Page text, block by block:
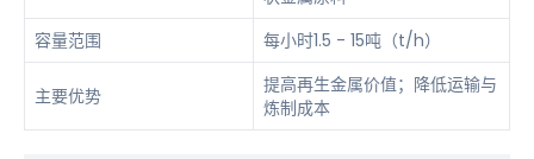
容量范围
每小时1.5 - 15吨（t/h）
主要优势
提高再生金属价值；降低运输与
炼制成本